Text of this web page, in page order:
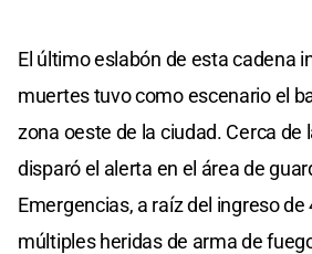
El último eslabón de esta cadena
muertes tuvo como escenario el
zona oeste de la ciudad. Cerca de
disparó el alerta en el área de
Emergencias, a raíz del ingreso
múltiples heridas de arma de